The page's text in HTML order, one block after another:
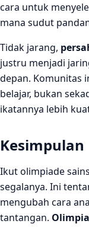
cara untuk
mana sudut
Tidak jarang,
justru menjadi
depan. Komunitas
belajar, bukan
ikatannya lebih
Kesimpulan
Ikut olimpiade
segalanya. Ini
mengubah cara
tantangan.